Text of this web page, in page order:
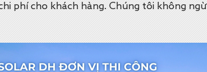
phí cho khách hàng. Chúng tôi không